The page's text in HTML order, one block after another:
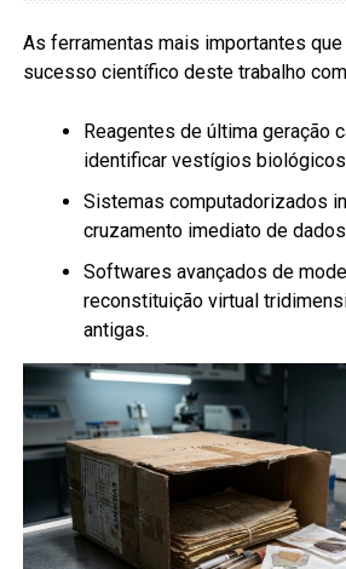
As ferramentas mais importantes
sucesso científico deste trabalho
Reagentes de última geração
identificar vestígios
Sistemas computadorizados
cruzamento imediato de
Softwares avançados de
reconstituição virtual
antigas.